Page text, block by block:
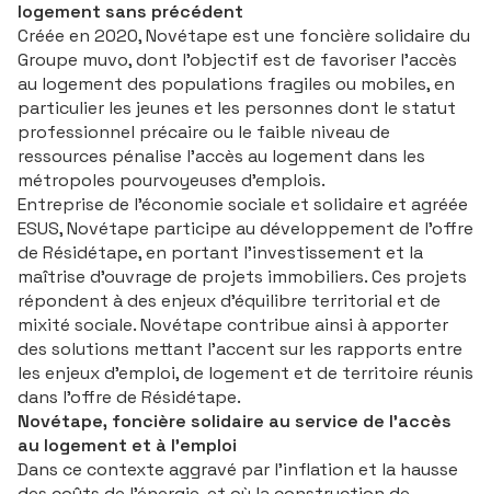
logement sans précédent
Créée en 2020, Novétape est une foncière solidaire du
Groupe muvo, dont l’objectif est de favoriser l’accès
au logement des populations fragiles ou mobiles, en
particulier les jeunes et les personnes dont le statut
professionnel précaire ou le faible niveau de
ressources pénalise l’accès au logement dans les
métropoles pourvoyeuses d’emplois.
Entreprise de l’économie sociale et solidaire et agréée
ESUS, Novétape participe au développement de l’offre
de Résidétape, en portant l’investissement et la
maîtrise d’ouvrage de projets immobiliers. Ces projets
répondent à des enjeux d'équilibre territorial et de
mixité sociale. Novétape contribue ainsi à apporter
des solutions mettant l’accent sur les rapports entre
les enjeux d’emploi, de logement et de territoire réunis
dans l’offre de Résidétape.
Novétape, foncière solidaire au service de l’accès
au logement et à l’emploi
Dans ce contexte aggravé par l’inflation et la hausse